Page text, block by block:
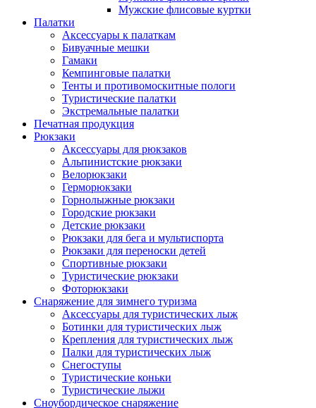
Мужские флисовые куртки
Палатки
Аксессуары к палаткам
Бивуачные мешки
Гамаки
Кемпинговые палатки
Тенты и противомоскитные пологи
Туристические палатки
Экстремальные палатки
Печатная продукция
Рюкзаки
Аксессуары для рюкзаков
Альпинистские рюкзаки
Велорюкзаки
Герморюкзаки
Горнолыжные рюкзаки
Городские рюкзаки
Детские рюкзаки
Рюкзаки для бега и мультиспорта
Рюкзаки для переноски детей
Спортивные рюкзаки
Туристические рюкзаки
Фоторюкзаки
Снаряжение для зимнего туризма
Аксессуары для туристических лыж
Ботинки для туристических лыж
Крепления для туристических лыж
Палки для туристических лыж
Снегоступы
Туристические коньки
Туристические лыжи
Сноубордическое снаряжение